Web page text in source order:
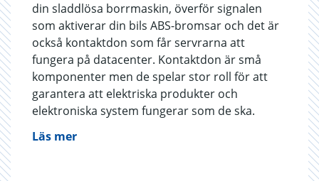
din sladdlösa borrmaskin, överför signalen
som aktiverar din bils ABS-bromsar och det är
också kontaktdon som får servrarna att
fungera på datacenter. Kontaktdon är små
komponenter men de spelar stor roll för att
garantera att elektriska produkter och
elektroniska system fungerar som de ska.
Läs mer